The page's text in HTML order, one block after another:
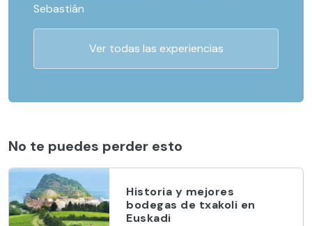
Sebastián
Ver todas las experiencias
No te puedes perder esto
Historia y mejores
bodegas de txakoli en
Euskadi